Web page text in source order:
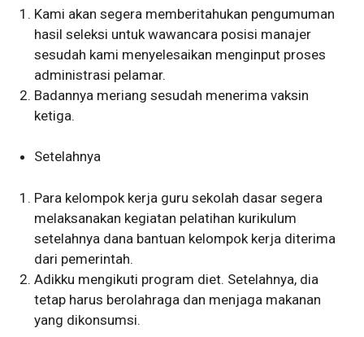
Kami akan segera memberitahukan pengumuman
hasil seleksi untuk wawancara posisi manajer
sesudah kami menyelesaikan menginput proses
administrasi pelamar.
Badannya meriang sesudah menerima vaksin
ketiga.
Setelahnya
Para kelompok kerja guru sekolah dasar segera
melaksanakan kegiatan pelatihan kurikulum
setelahnya dana bantuan kelompok kerja diterima
dari pemerintah.
Adikku mengikuti program diet. Setelahnya, dia
tetap harus berolahraga dan menjaga makanan
yang dikonsumsi.